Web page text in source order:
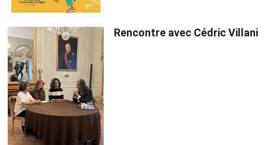
Rencontre avec Cédric Villani